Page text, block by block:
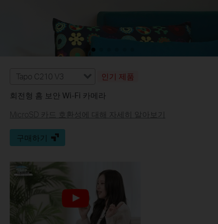
Tapo C210 V3
인기 제품
회전형 홈 보안 Wi-Fi 카메라
MicroSD 카드 호환성에 대해 자세히 알아보기
구매하기